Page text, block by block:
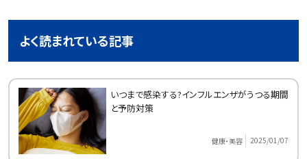
よく読まれている記事
いつまで感染する?インフルエンザがうつる期間
と予防対策
健康・美容 2025/01/07